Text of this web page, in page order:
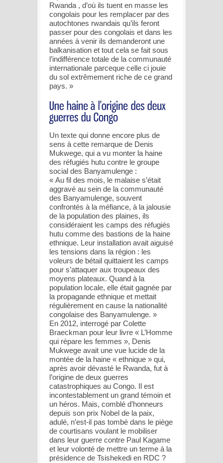
Rwanda , d’où ils tuent en masse les
congolais pour les remplacer par des
autochtones rwandais qu’ils feront
passer pour des congolais et dans les
années à venir ils demanderont une
balkanisation et tout cela se fait sous
l’indifférence totale de la communauté
internationale parceque celle ci jouie
du sol extrêmement riche de ce grand
pays. »
Un texte qui donne encore plus de
sens à cette remarque de Denis
Mukwege, qui a vu monter la haine
des réfugiés hutu contre le groupe
social des Banyamulenge :
« Au fil des mois, le malaise s’était
aggravé au sein de la communauté
des Banyamulenge, souvent
confrontés à la méfiance, à la jalousie
de la population des plaines, ils
considéraient les camps des réfugiés
hutu comme des bastions de la haine
ethnique. Leur installation avait aiguisé
les tensions dans la région : les
voleurs de bétail quittaient les camps
pour s’attaquer aux troupeaux des
moyens plateaux. Quand à la
population locale, elle était gagnée par
la propagande ethnique et mettait
régulièrement en cause la nationalité
congolaise des Banyamulenge. »
En 2012, interrogé par Colette
Braeckman pour leur livre « L’Homme
qui répare les femmes », Denis
Mukwege avait une vue lucide de la
montée de la haine « ethnique » qui,
après avoir dévasté le Rwanda, fut à
l’origine de deux guerres
catastrophiques au Congo. Il est
incontestablement un grand témoin et
un héros. Mais, comblé d’honneurs
depuis son prix Nobel de la paix,
adulé, n’est-il pas tombé dans le piège
de courtisans voulant le mobiliser
dans leur guerre contre Paul Kagame
et leur volonté de mettre un terme à la
présidence de Tsishekedi en RDC ?